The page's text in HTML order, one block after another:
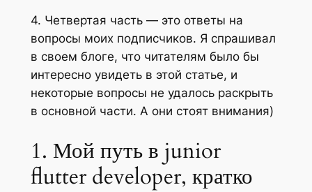
4. Четвертая часть — это ответы на
вопросы моих подписчиков. Я спрашивал
в своем блоге, что читателям было бы
интересно увидеть в этой статье, и
некоторые вопросы не удалось раскрыть
в основной части. А они стоят внимания)
1. Мой путь в junior
flutter developer, кратко